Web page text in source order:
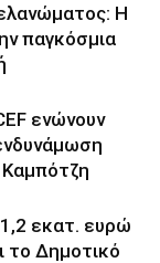
Η
παγκόσμια
ενώνουν
εκατ. ευρώ
το Δημοτικό